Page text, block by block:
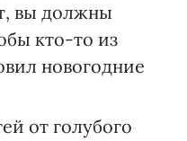
вы должны
кто-то из
новогодние
от голубого